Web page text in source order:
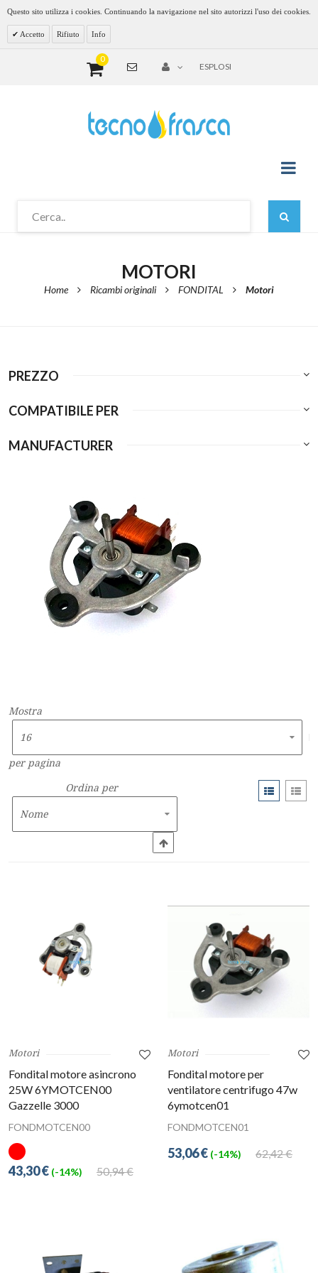
Questo sito utilizza i cookies. Continuando la navigazione nel sito autorizzi l'uso dei cookies.
Accetto Rifiuto Info
0
ESPLOSI
MOTORI
Home Ricambi originali FONDITAL Motori
PREZZO
COMPATIBILE PER
MANUFACTURER
Mostra
per pagina
Ordina per
Motori
Fondital motore asincrono
25W 6YMOTCEN00
Gazzelle 3000
FONDMOTCEN00
50,94 €
43,30 € (-14%)
Motori
Fondital motore per
ventilatore centrifugo 47w
6ymotcen01
FONDMOTCEN01
62,42 €
53,06 € (-14%)